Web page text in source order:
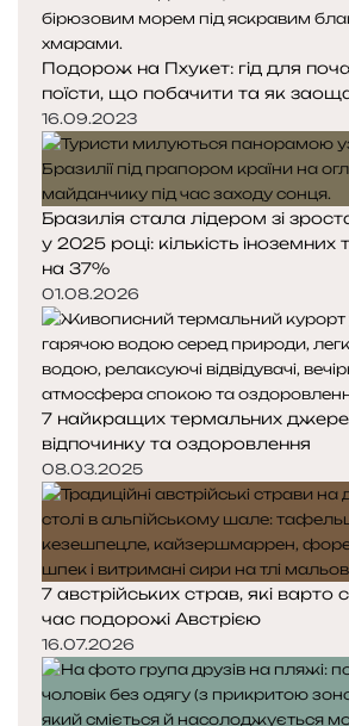
н
я
с
т
о
р
і
н
к
а
н
а
с
т
о
р
і
н
к
а
Подорож на Пхукет: гід для
поїсти, що побачити та як
16.09.2023
Бразилія стала лідером зі
у 2025 році: кількість іноземних
на 37%
01.08.2026
7 найкращих термальних
відпочинку та оздоровлення
08.03.2025
7 австрійських страв, які варто
час подорожі Австрією
16.07.2026